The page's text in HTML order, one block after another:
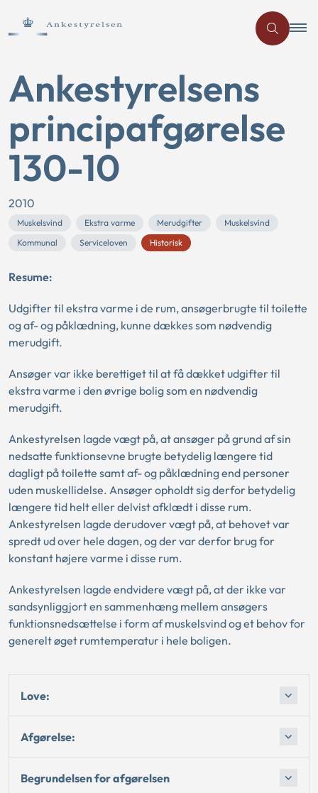
Ankestyrelsens
principafgørelse
130-10
2010
Muskelsvind Ekstra varme Merudgifter
Muskelsvind
Kommunal
Serviceloven Historisk
Resume:
Udgifter til ekstra varme i de rum, ansøgerbrugte til toilette
og af- og påklædning, kunne dækkes som nødvendig
merudgift.
Ansøger var ikke berettiget til at få dækket udgifter til
ekstra varme i den øvrige bolig som en nødvendig
merudgift.
Ankestyrelsen lagde vægt på, at ansøger på grund af sin
nedsatte funktionsevne brugte betydelig længere tid
dagligt på toilette samt af- og påklædning end personer
uden muskellidelse. Ansøger opholdt sig derfor betydelig
længere tid helt eller delvist afklædt i disse rum.
Ankestyrelsen lagde derudover vægt på, at behovet var
spredt ud over hele dagen, og der var derfor brug for
konstant højere varme i disse rum.
Ankestyrelsen lagde endvidere vægt på, at der ikke var
sandsynliggjort en sammenhæng mellem ansøgers
funktionsnedsættelse i form af muskelsvind og et behov for
generelt øget rumtemperatur i hele boligen.
Love:
Afgørelse:
Begrundelsen for afgørelsen